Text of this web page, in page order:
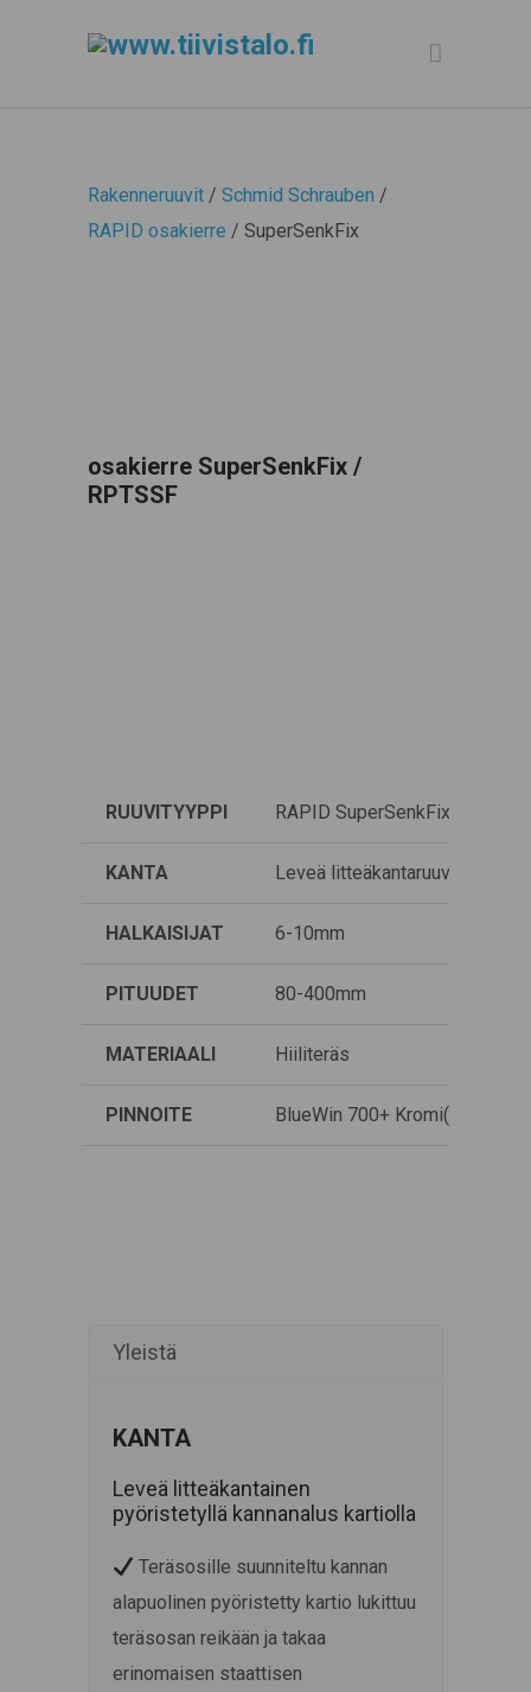
Rakenneruuvit / Schmid Schrauben /
RAPID osakierre / SuperSenkFix
osakierre SuperSenkFix /
RPTSSF
RUUVITYYPPI RAPID SuperSenkFix
KANTA Leveä litteäkantaruuvi
HALKAISIJAT 6-10mm
PITUUDET 80-400mm
MATERIAALI Hiiliteräs
PINNOITE BlueWin 700+ Kromi(VI) -
Yleistä
KANTA
Leveä litteäkantainen
pyöristetyllä kannanalus kartiolla
Teräsosille suunniteltu kannan
alapuolinen pyöristetty kartio lukittuu
teräsosan reikään ja takaa
erinomaisen staattisen